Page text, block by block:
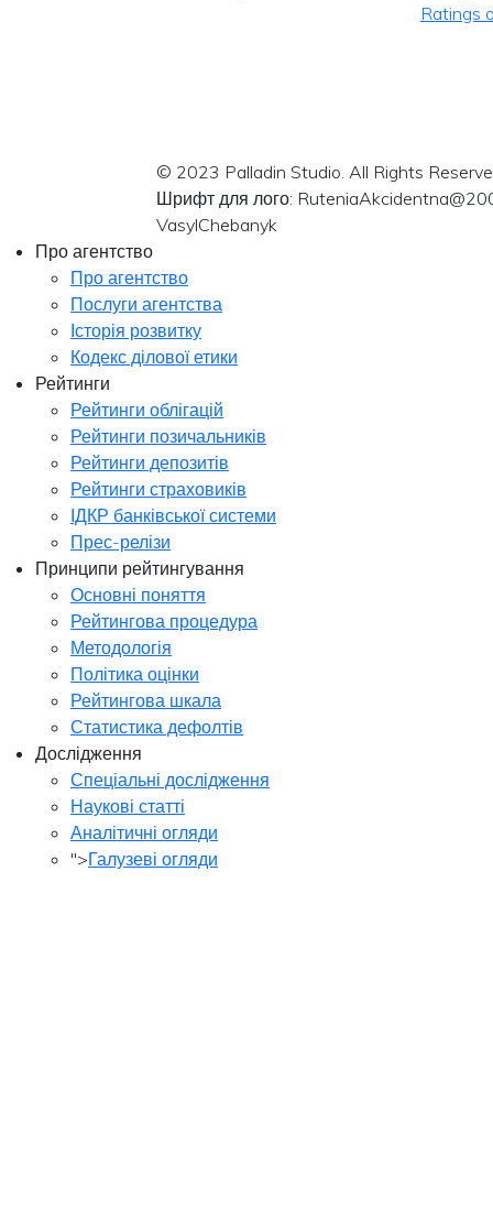
Ratings
© 2023 Palladin Studio. All Rights
Шрифт для лого:
VasylChebanyk
Про агентство
Про агентство
Послуги агентства
Історія розвитку
Кодекс ділової етики
Рейтинги
Рейтинги облігацій
Рейтинги позичальників
Рейтинги депозитів
Рейтинги страховиків
ІДКР банківської системи
Прес-релізи
Принципи рейтингування
Основні поняття
Рейтингова процедура
Методологія
Політика оцінки
Рейтингова шкала
Статистика дефолтів
Дослідження
Спеціальні дослідження
Наукові статті
Аналітичні огляди
">Галузеві огляди